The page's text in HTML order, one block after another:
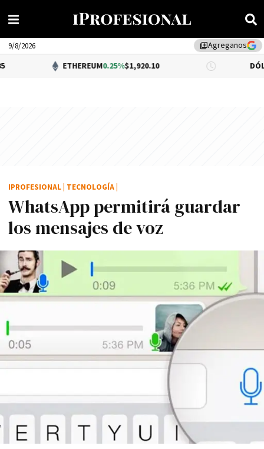
library_addAgreganos
9/8/2026
ETHEREUM 0.25%$1,920.10 DÓLAR BNA
WhatsApp permitirá guardar
los mensajes de voz
IPROFESIONAL TECNOLOGÍA